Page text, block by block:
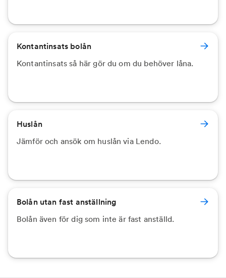
Kontantinsats bolån
Kontantinsats så här gör du om du behöver låna.
Huslån
Jämför och ansök om huslån via Lendo.
Bolån utan fast anställning
Bolån även för dig som inte är fast anställd.